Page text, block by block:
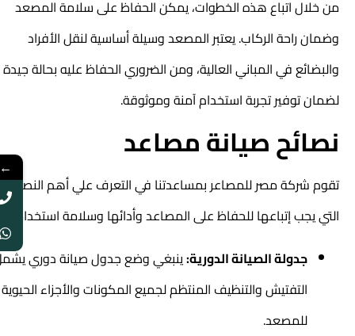
من خلال اتباع هذه الخطوات، يمكن الحفاظ على سلامة المصعد
وضمان راحة الركاب. يعتبر المصعد وسيلة أساسية لنقل الأفراد
والبضائع في المباني العالية، ومن الضروري الحفاظ عليه بحالة جيدة
لضمان توفير تجربة استخدام آمنة وموثوقة.
نصائح صيانة مصاعد
تقوم شركة مصر للمصاعر بمساعدتنا في التعرف علي أهم النصائح
التي يجب إتباعها للحفاظ على المصاعد وأدائها وسلامة استخدامها:
جدولة الصيانة الدورية:ينبغي وضع جدول صيانة دوري يشمل
التفتيش والتنظيف المنتظم لجميع المكونات والأجزاء الحيوية
للمصعد.
←